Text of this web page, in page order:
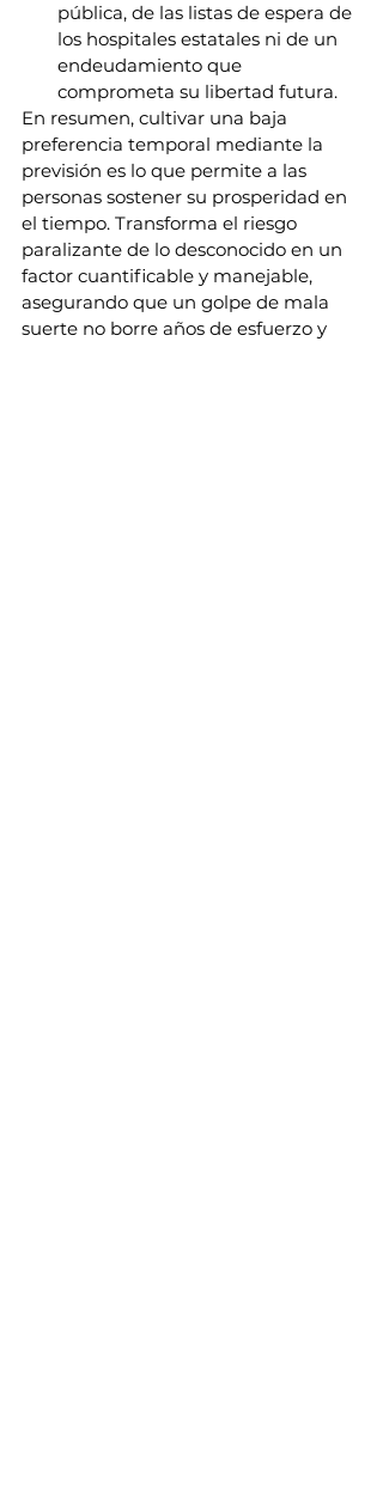
pública, de las listas de espera de
los hospitales estatales ni de un
endeudamiento que
comprometa su libertad futura.
En resumen, cultivar una baja
preferencia temporal mediante la
previsión es lo que permite a las
personas sostener su prosperidad en
el tiempo. Transforma el riesgo
paralizante de lo desconocido en un
factor cuantificable y manejable,
asegurando que un golpe de mala
suerte no borre años de esfuerzo y